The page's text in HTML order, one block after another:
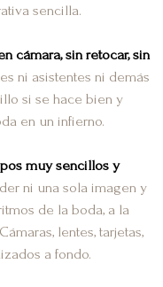
sencilla.
cámara, sin retocar, sin
ni asistentes ni demás
si se hace bien y
en un infierno.
muy sencillos y
ni una sola imagen y
de la boda, a la
lentes, tarjetas,
a fondo.